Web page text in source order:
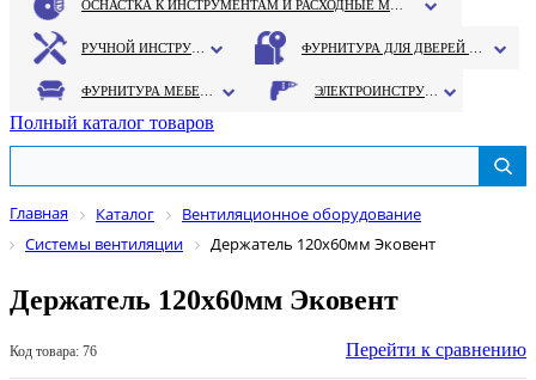
Полный каталог товаров
Главная Каталог
Вентиляционное оборудование
Системы вентиляции
Держатель 120х60мм Эковент
Держатель 120х60мм Эковент
Код товара: 76 Перейти к сравнению